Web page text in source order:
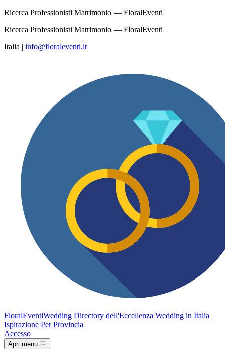
Ricerca Professionisti Matrimonio — FloralEventi
Ricerca Professionisti Matrimonio — FloralEventi
Italia | info@floraleventi.it
FloralEventiWedding Directory dell'Eccellenza Wedding in Italia
Ispirazione Per Provincia
Accesso
Apri menu